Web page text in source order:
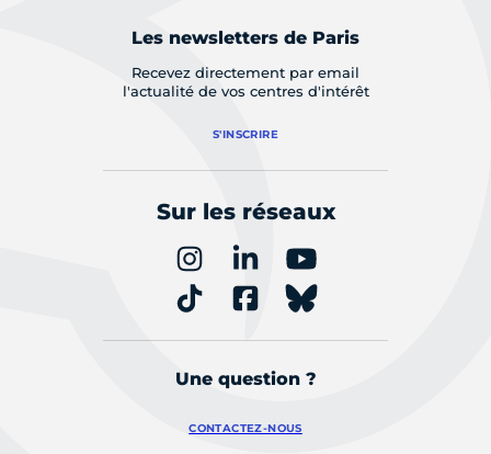
Les newsletters de Paris
Recevez directement par email
l'actualité de vos centres d'intérêt
S'INSCRIRE
Sur les réseaux
Une question ?
CONTACTEZ-NOUS